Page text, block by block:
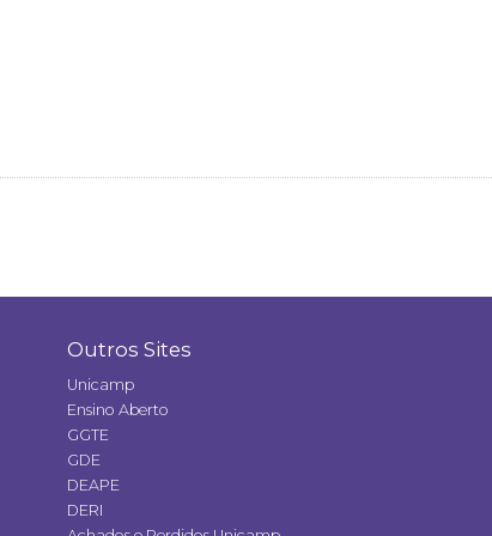
Outros Sites
Unicamp
Ensino Aberto
GGTE
GDE
DEAPE
DERI